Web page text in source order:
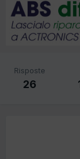
Risposte
26